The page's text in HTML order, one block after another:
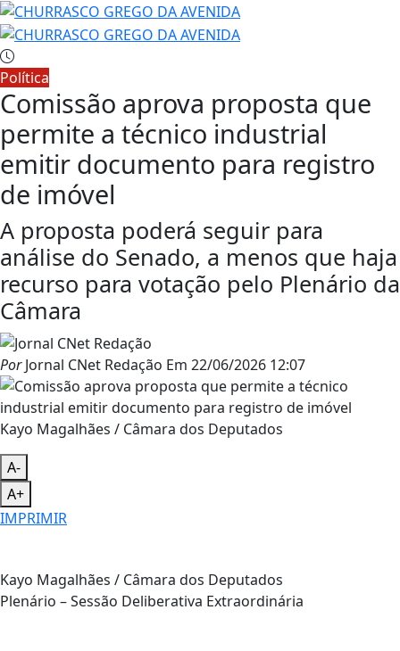
Política
Comissão aprova proposta que
permite a técnico industrial
emitir documento para registro
de imóvel
A proposta poderá seguir para
análise do Senado, a menos que haja
recurso para votação pelo Plenário da
Câmara
PorJornal CNet Redação Em 22/06/2026 12:07
Kayo Magalhães / Câmara dos Deputados
A-
A+
IMPRIMIR
Kayo Magalhães / Câmara dos Deputados
Plenário – Sessão Deliberativa Extraordinária